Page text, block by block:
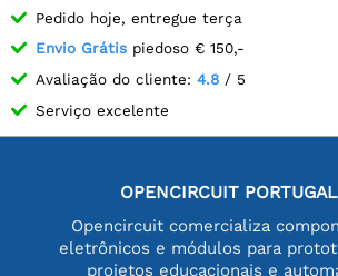
Pedido hoje, entregue terça
Envio Grátis piedoso € 150,-
Avaliação do cliente: 4.8 / 5
Serviço excelente
OPENCIRCUIT PORTUGAL
Opencircuit comercializa
eletrônicos e módulos para
projetos educacionais e